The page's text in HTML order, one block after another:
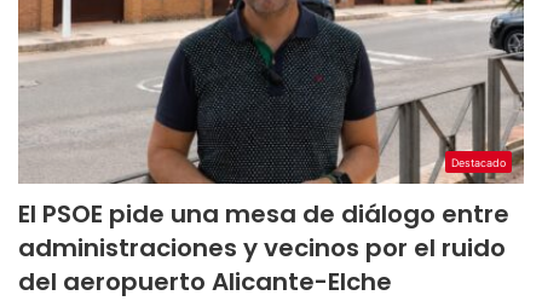
Destacado
El PSOE pide una mesa de diálogo entre
administraciones y vecinos por el ruido
del aeropuerto Alicante-Elche